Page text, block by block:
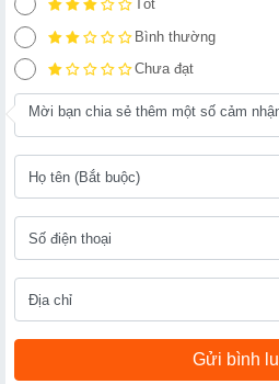
Tốt
Bình thường
Chưa đạt